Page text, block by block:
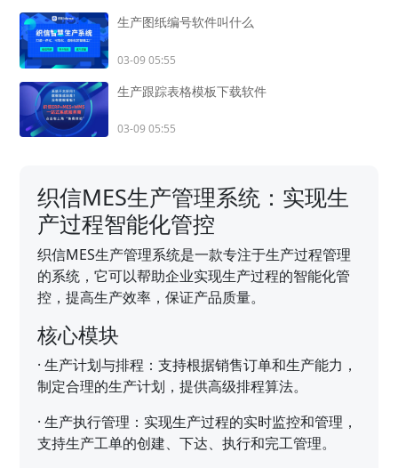
生产图纸编号软件叫什么
03-09 05:55
生产跟踪表格模板下载软件
03-09 05:55
织信MES生产管理系统：实现生
产过程智能化管控
织信MES生产管理系统是一款专注于生产过程管理
的系统，它可以帮助企业实现生产过程的智能化管
控，提高生产效率，保证产品质量。
核心模块
·生产计划与排程：支持根据销售订单和生产能力，
制定合理的生产计划，提供高级排程算法。
·生产执行管理：实现生产过程的实时监控和管理，
支持生产工单的创建、下达、执行和完工管理。